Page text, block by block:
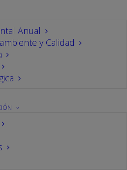
Anual
y Calidad
fue el encargado de
de funcionamiento de
y las perspectivas con
nuevo ciclo 2022